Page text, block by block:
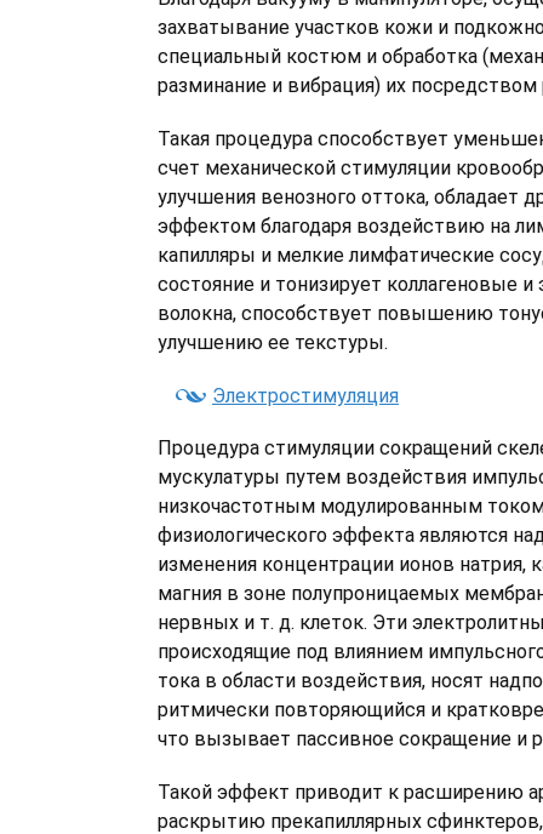
захватывание участков кожи и
специальный костюм и обработка
разминание и вибрация) их посредством
Такая процедура способствует
счет механической стимуляции
улучшения венозного оттока, обладает
эффектом благодаря воздействию на
капилляры и мелкие лимфатические
состояние и тонизирует коллагеновые
волокна, способствует повышению
улучшению ее текстуры.
Электростимуляция
Процедура стимуляции сокращений
мускулатуры путем воздействия
низкочастотным модулированным
физиологического эффекта являются
изменения концентрации ионов натрия,
магния в зоне полупроницаемых
нервных и т. д. клеток. Эти
происходящие под влиянием
тока в области воздействия, носят
ритмически повторяющийся и
что вызывает пассивное сокращение и
Такой эффект приводит к расширению
раскрытию прекапиллярных